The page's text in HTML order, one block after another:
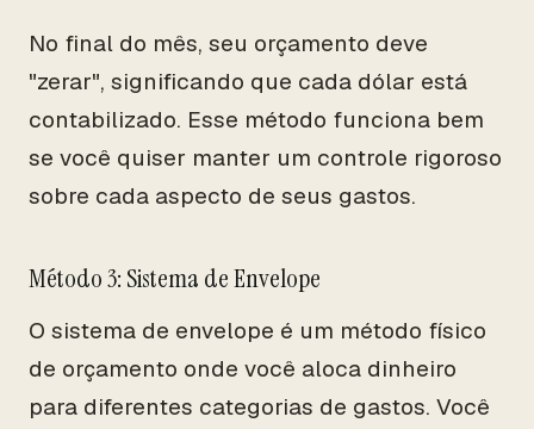
No final do mês, seu orçamento deve
"zerar", significando que cada dólar está
contabilizado. Esse método funciona bem
se você quiser manter um controle rigoroso
sobre cada aspecto de seus gastos.
Método 3: Sistema de Envelope
O sistema de envelope é um método físico
de orçamento onde você aloca dinheiro
para diferentes categorias de gastos. Você